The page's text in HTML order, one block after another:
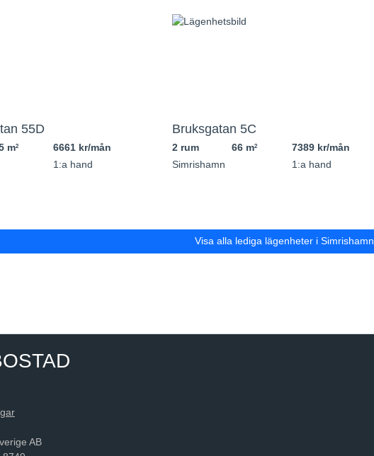
55D
m2
6661 kr/mån
1:a hand
Bruksgatan 5C
2 rum 66 m2
7389 kr/mån
Simrishamn
1:a hand
Visa alla lediga lägenheter i Simrishamn
AB